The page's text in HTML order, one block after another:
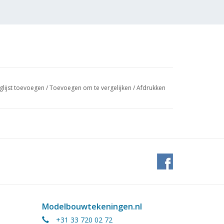
toevoegen /Toevoegen om te vergelijken /Afdrukken
Modelbouwtekeningen.nl
+31 33 720 02 72